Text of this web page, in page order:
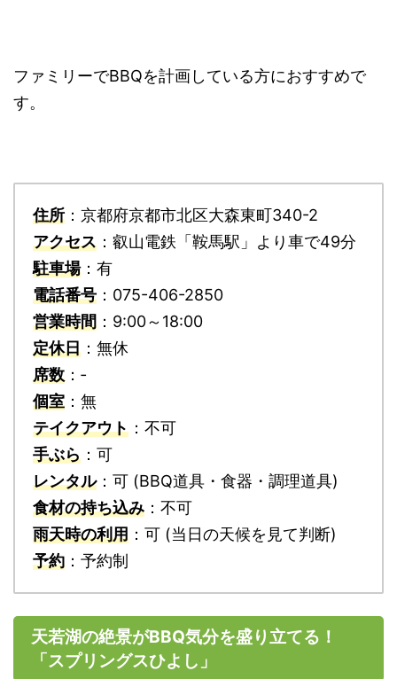
ファミリーでBBQを計画している方におすすめで
す。
住所 ：京都府京都市北区大森東町340-2
アクセス ：叡山電鉄「鞍馬駅」より車で49分
駐車場：有
電話番号 ：075-406-2850
営業時間 ：9:00～18:00
定休日 ：無休
席数 ：‐
個室 ：無
テイクアウト ：不可
手ぶら ：可
レンタル：可 (BBQ道具・食器・調理道具)
食材の持ち込み ：不可
雨天時の利用 ：可 (当日の天候を見て判断)
予約 ：予約制
天若湖の絶景がBBQ気分を盛り立てる！
「スプリングスひよし」